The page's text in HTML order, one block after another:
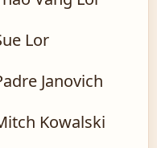
Lor
Janovich
Kowalski